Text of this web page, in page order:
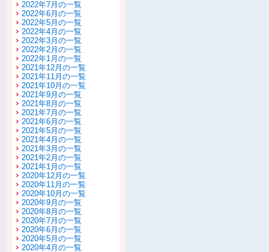
2022年7月の一覧
2022年6月の一覧
2022年5月の一覧
2022年4月の一覧
2022年3月の一覧
2022年2月の一覧
2022年1月の一覧
2021年12月の一覧
2021年11月の一覧
2021年10月の一覧
2021年9月の一覧
2021年8月の一覧
2021年7月の一覧
2021年6月の一覧
2021年5月の一覧
2021年4月の一覧
2021年3月の一覧
2021年2月の一覧
2021年1月の一覧
2020年12月の一覧
2020年11月の一覧
2020年10月の一覧
2020年9月の一覧
2020年8月の一覧
2020年7月の一覧
2020年6月の一覧
2020年5月の一覧
2020年4月の一覧